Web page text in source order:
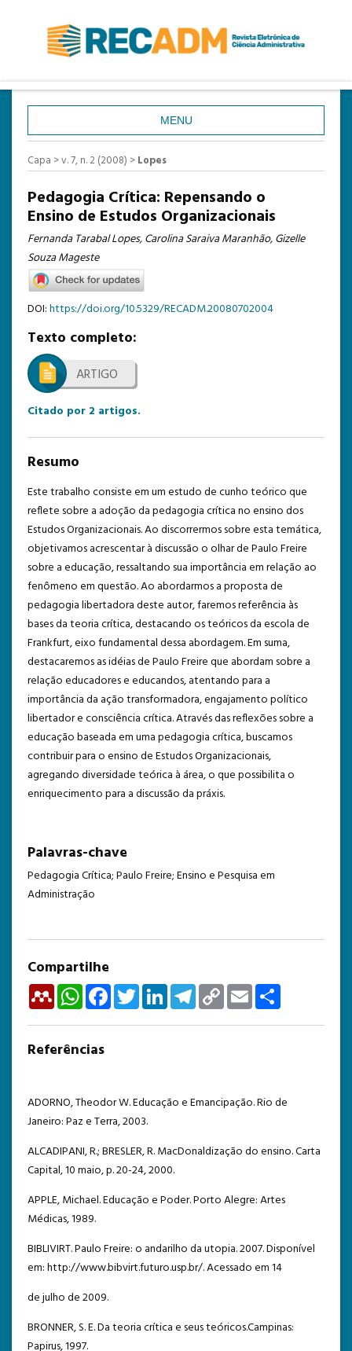
MENU
CAPA
SOBRE
ACESSO
CADASTRO
PESQUISA
ATUAL
ESTATÍSTICAS
TEMPLATE DE SUBMISSÃO
Capa >v. 7, n. 2 (2008) >Lopes
Pedagogia Crítica: Repensando o
Ensino de Estudos Organizacionais
Fernanda Tarabal Lopes, Carolina Saraiva Maranhão, Gizelle
Souza Mageste
DOI:https://doi.org/10.5329/RECADM.20080702004
Texto completo:
ARTIGO
Citado por 2 artigos.
Resumo
Este trabalho consiste em um estudo de cunho teórico que
reflete sobre a adoção da pedagogia crítica no ensino dos
Estudos Organizacionais. Ao discorrermos sobre esta temática,
objetivamos acrescentar à discussão o olhar de Paulo Freire
sobre a educação, ressaltando sua importância em relação ao
fenômeno em questão. Ao abordarmos a proposta de
pedagogia libertadora deste autor, faremos referência às
bases da teoria crítica, destacando os teóricos da escola de
Frankfurt, eixo fundamental dessa abordagem. Em suma,
destacaremos as idéias de Paulo Freire que abordam sobre a
relação educadores e educandos, atentando para a
importância da ação transformadora, engajamento político
libertador e consciência crítica. Através das reflexões sobre a
educação baseada em uma pedagogia crítica, buscamos
contribuir para o ensino de Estudos Organizacionais,
agregando diversidade teórica à área, o que possibilita o
enriquecimento para a discussão da práxis.
Palavras-chave
Pedagogia Crítica; Paulo Freire; Ensino e Pesquisa em
Administração
Compartilhe
MendeleyWhatsAppFacebookTwitterLinkedInTelegramCopy
Link
Email
Referências
ADORNO, Theodor W. Educação e Emancipação. Rio de
Janeiro: Paz e Terra, 2003.
ALCADIPANI, R.; BRESLER, R. MacDonaldização do ensino. Carta
Capital, 10 maio, p. 20-24, 2000.
APPLE, Michael. Educação e Poder. Porto Alegre: Artes
Médicas, 1989.
BIBLIVIRT. Paulo Freire: o andarilho da utopia. 2007. Disponível
em: http://www.bibvirt.futuro.usp.br/. Acessado em 14
de julho de 2009.
BRONNER, S. E. Da teoria crítica e seus teóricos.Campinas:
Papirus, 1997.